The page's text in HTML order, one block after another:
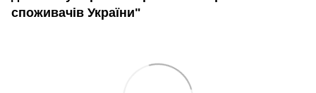
споживачів України"